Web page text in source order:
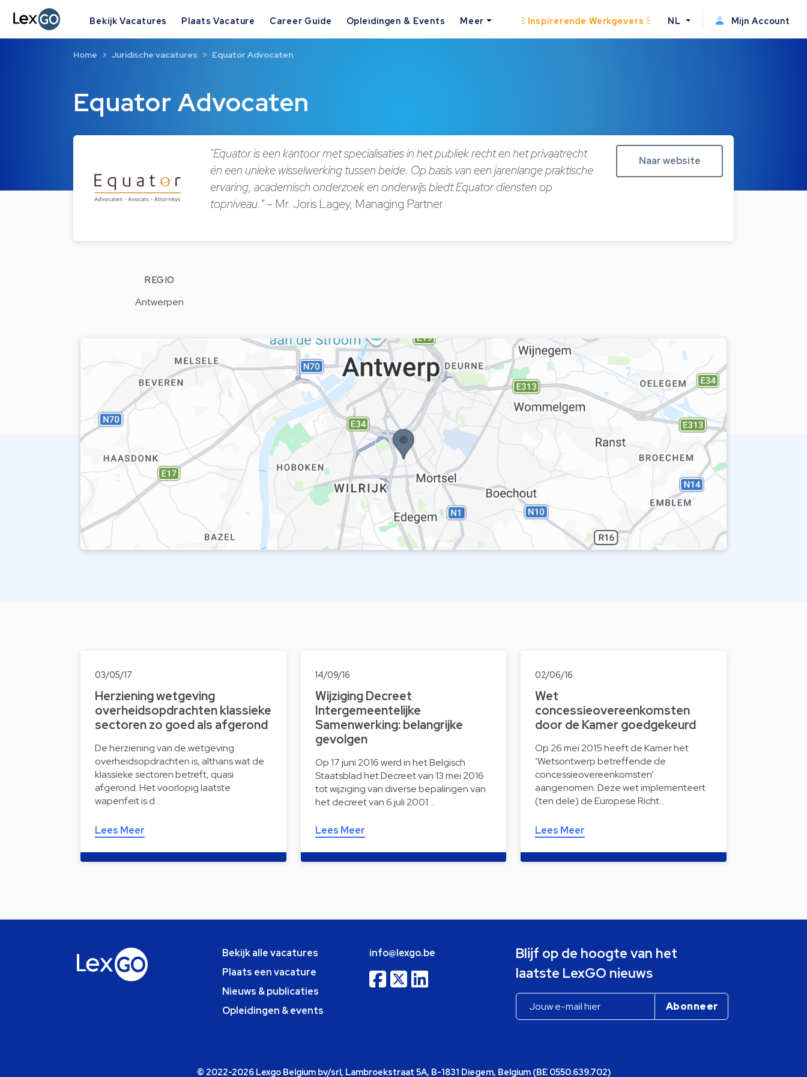
Bekijk Vacatures Plaats Vacature Career Guide Opleidingen & Events Meer Inspirerende Werkgevers NL Mijn Account
Equator Advocaten
Home Juridische vacatures Equator Advocaten
"Equator is een kantoor met specialisaties in het publiek recht en het privaatrecht
én een unieke wisselwerking tussen beide. Op basis van een jarenlange praktische
ervaring, academisch onderzoek en onderwijs biedt Equator diensten op
topniveau.”– Mr. Joris Lagey, Managing Partner
Naar website
REGIO
Antwerpen
03/05/17
Herziening wetgeving
overheidsopdrachten klassieke
sectoren zo goed als afgerond
De herziening van de wetgeving
overheidsopdrachten is, althans wat de
klassieke sectoren betreft, quasi
afgerond. Het voorlopig laatste
wapenfeit is d…
Lees Meer
14/09/16
Wijziging Decreet
Intergemeentelijke
Samenwerking: belangrijke
gevolgen
Op 17 juni 2016 werd in het Belgisch
Staatsblad het Decreet van 13 mei 2016
tot wijziging van diverse bepalingen van
het decreet van 6 juli 2001 …
Lees Meer
02/06/16
Wet
concessieovereenkomsten
door de Kamer goedgekeurd
Op 26 mei 2015 heeft de Kamer het
‘Wetsontwerp betreffende de
concessieovereenkomsten’
aangenomen. Deze wet implementeert
(ten dele) de Europese Richt…
Lees Meer
Bekijk alle vacatures
Plaats een vacature
Nieuws & publicaties
Opleidingen & events
info@lexgo.be
Blijf op de hoogte van het
laatste LexGO nieuws
© 2022-2026 Lexgo Belgium bv/srl, Lambroekstraat 5A, B-1831 Diegem, Belgium (BE 0550.639.702)